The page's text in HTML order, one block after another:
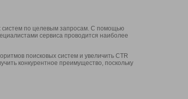
систем по целевым запросам. С помощью
сервиса проводится наиболее
поисковых систем и увеличить CTR
конкурентное преимущество, поскольку